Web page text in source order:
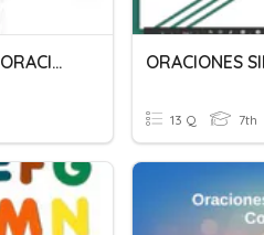
USO DE MAYÚSCULAS Y ORACIONES SIMPLES Y COMPUESTAS
13 Q 7th